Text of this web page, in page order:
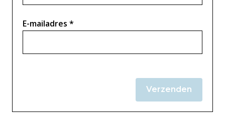
E-mailadres *
Verzenden